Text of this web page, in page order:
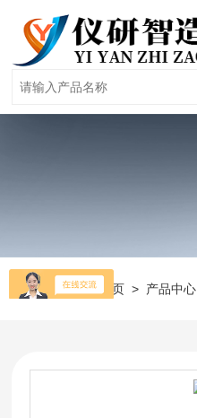
当前位置： 首页 > 产品中心